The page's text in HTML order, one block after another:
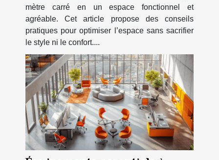
mètre carré en un espace fonctionnel et
agréable. Cet article propose des conseils
pratiques pour optimiser l’espace sans sacrifier
le style ni le confort....